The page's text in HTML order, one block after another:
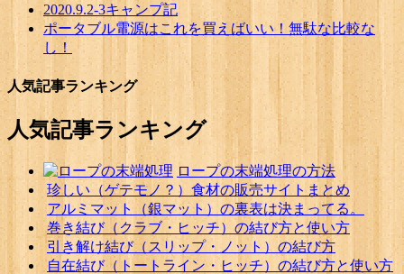
2020.9.2-3キャンプ記
ポータブル電源はこれを買えばいい！無駄な比較な
し！
人気記事ランキング
人気記事ランキング
ロープの末端処理の方法
珍しい（ゲテモノ？）食材の販売サイトまとめ
アルミマット（銀マット）の裏表は決まってる。
巻き結び（クラブ・ヒッチ）の結び方と使い方
引き解け結び（スリップ・ノット）の結び方
自在結び（トートライン・ヒッチ）の結び方と使い方